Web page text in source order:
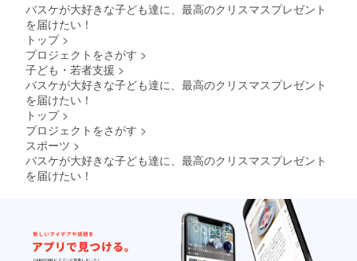
バスケが大好きな子ども達に、最高のクリスマスプレゼント
を届けたい！
トップ >
プロジェクトをさがす >
子ども・若者支援 >
バスケが大好きな子ども達に、最高のクリスマスプレゼント
を届けたい！
トップ >
プロジェクトをさがす >
スポーツ >
バスケが大好きな子ども達に、最高のクリスマスプレゼント
を届けたい！